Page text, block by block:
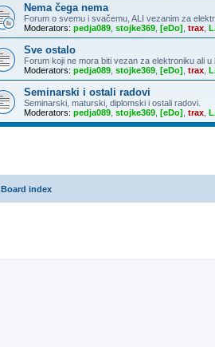
Nema čega nema
Forum o svemu i svačemu, ALI vezanim za
Moderators: pedja089 stojke369 [eDo] trax
Sve ostalo
Forum koji ne mora biti vezan za elektroniku ali
Moderators: pedja089 stojke369 [eDo] trax
Seminarski i ostali radovi
Seminarski, maturski, diplomski i ostali radovi.
Moderators: pedja089 stojke369 [eDo] trax
Board index